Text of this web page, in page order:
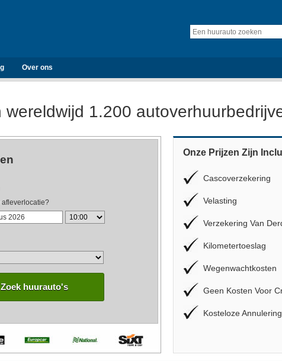
Over ons
1.200
afleverlocatie?
Zoek huurauto's
Onze Prijzen Zijn
Cascoverzekering
Velasting
Verzekering Van
Kilometertoeslag
Wegenwachtkosten
Geen Kosten Voor
Kosteloze Annulering